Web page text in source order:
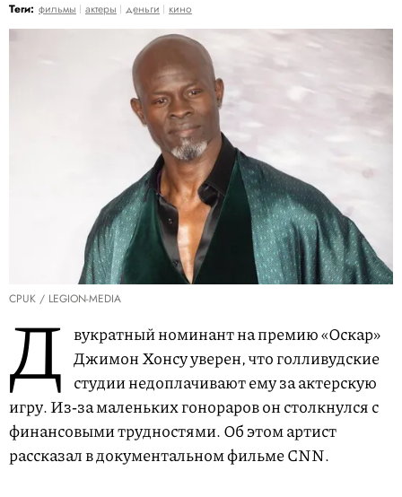
Теги: фильмы актеры деньги кино
CPUK / LEGION-MEDIA
Д вукратный номинант на премию «Оскар»
Джимон Хонсу уверен, что голливудские
студии недоплачивают ему за актерскую
игру. Из‑за маленьких гонораров он столкнулся с
финансовыми трудностями. Об этом артист
рассказал в документальном фильме CNN.